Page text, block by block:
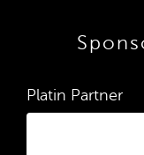
Platin Partner